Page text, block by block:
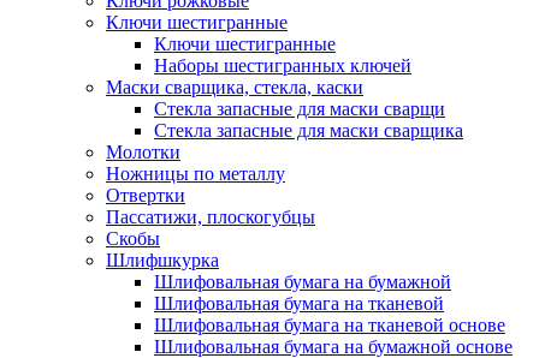
Ключи шестигранные
Ключи шестигранные
Наборы шестигранных ключей
Маски сварщика, стекла, каски
Стекла запасные для маски сварщи
Стекла запасные для маски сварщика
Молотки
Ножницы по металлу
Отвертки
Пассатижи, плоскогубцы
Скобы
Шлифшкурка
Шлифовальная бумага на бумажной
Шлифовальная бумага на тканевой
Шлифовальная бумага на тканевой основе
Шлифовальная бумага на бумажной основе